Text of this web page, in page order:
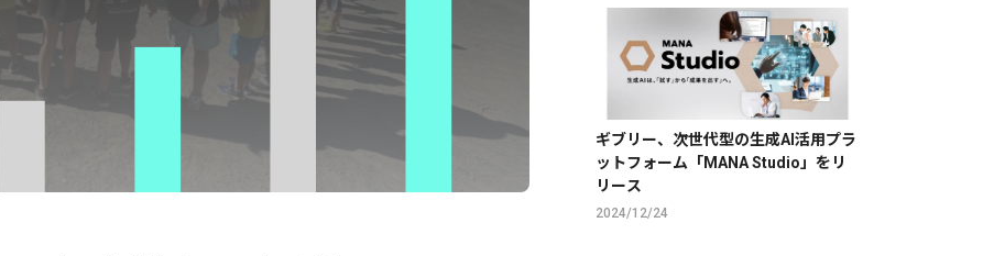
ギブリー、次世代型の生成AI活用プラ
ットフォーム「MANA Studio」をリ
リース
2024/12/24